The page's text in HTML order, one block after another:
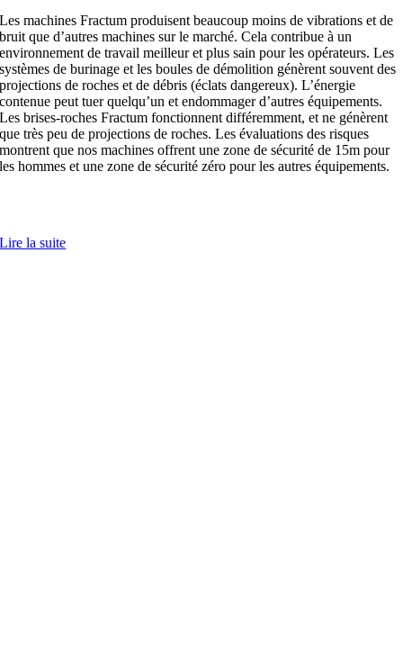
Les machines Fractum produisent beaucoup moins de vibrations et de
bruit que d’autres machines sur le marché. Cela contribue à un
environnement de travail meilleur et plus sain pour les opérateurs. Les
systèmes de burinage et les boules de démolition génèrent souvent des
projections de roches et de débris (éclats dangereux). L’énergie
contenue peut tuer quelqu’un et endommager d’autres équipements.
Les brises-roches Fractum fonctionnent différemment, et ne génèrent
que très peu de projections de roches. Les évaluations des risques
montrent que nos machines offrent une zone de sécurité de 15m pour
les hommes et une zone de sécurité zéro pour les autres équipements.
Lire la suite